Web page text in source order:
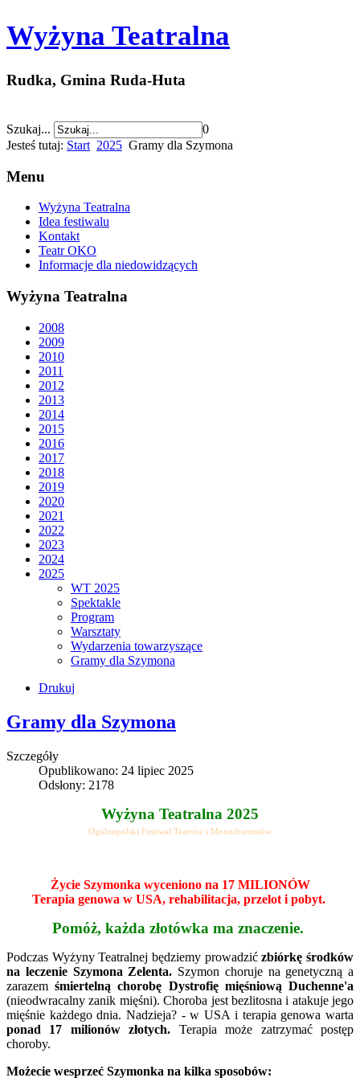
Wyżyna Teatralna
Rudka, Gmina Ruda-Huta
Szukaj...
0
Jesteś tutaj: Start 2025 Gramy dla Szymona
Menu
Wyżyna Teatralna
Idea festiwalu
Kontakt
Teatr OKO
Informacje dla niedowidzących
Wyżyna Teatralna
2008
2009
2010
2011
2012
2013
2014
2015
2016
2017
2018
2019
2020
2021
2022
2023
2024
2025
WT 2025
Spektakle
Program
Warsztaty
Wydarzenia towarzyszące
Gramy dla Szymona
Drukuj
Gramy dla Szymona
Szczegóły
Opublikowano: 24 lipiec 2025
Odsłony: 2178
Wyżyna Teatralna 2025
Ogólnopolski Festiwal Teatrów i Monodramistów
Życie Szymonka wyceniono na 17 MILIONÓW
Terapia genowa w USA, rehabilitacja, przelot i pobyt.
Pomóż, każda złotówka ma znaczenie.
Podczas Wyżyny Teatralnej będziemy prowadzićzbiórkę środków
na leczenie Szymona Zelenta. Szymon choruje na genetyczną a
zarazemśmiertelną chorobę Dystrofię mięśniową Duchenne'a
(nieodwracalny zanik mięśni). Choroba jest bezlitosna i atakuje jego
mięśnie każdego dnia. Nadzieja? - w USA i terapia genowa warta
ponad 17 milionów złotych. Terapia może zatrzymać postęp
choroby.
Możecie wesprzeć Szymonka na kilka sposobów: